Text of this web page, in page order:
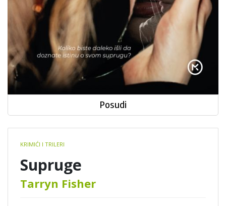
Book
details
KRIMIĆI I TRILERI
Supruge
Tarryn Fisher
Posudi